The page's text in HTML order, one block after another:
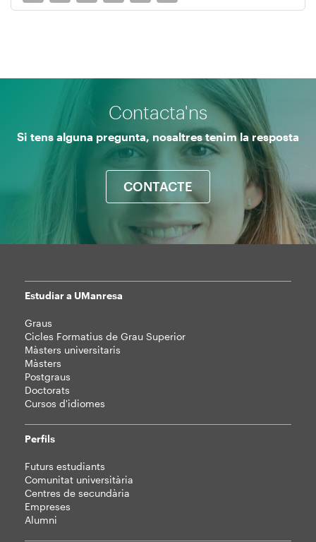
Contacta'ns
Si tens alguna pregunta, nosaltres tenim la resposta
CONTACTE
Mapa
web
Estudiar a UManresa
Graus
Cicles Formatius de Grau Superior
Màsters universitaris
Màsters
Postgraus
Doctorats
Cursos d'idiomes
Perfils
Futurs estudiants
Comunitat universitària
Centres de secundària
Empreses
Alumni